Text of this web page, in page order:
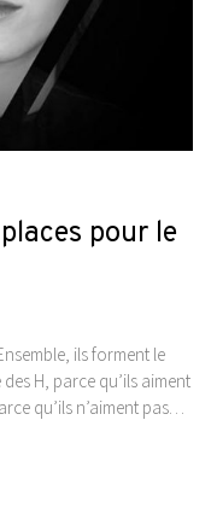
pour le
ils forment le
H, parce qu’ils aiment
qu’ils n’aiment pas…